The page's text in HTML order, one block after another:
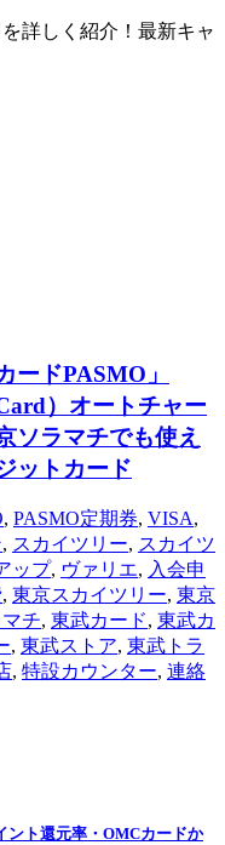
詳しく紹介！最新キャ
ードPASMO」
）オートチャー
ソラマチでも使え
ットカード
, PASMO定期券, VISA,
, スカイツリー, スカイツ
ップ, ヴァリエ, 入会申
, 東京スカイツリー, 東京
チ, 東武カード, 東武カ
, 東武ストア, 東武トラ
, 特設カウンター, 連絡
ント還元率・OMCカードか